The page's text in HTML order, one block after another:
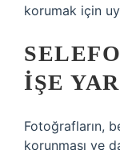
korumak için
IŞE
Fotoğrafların,
korunması ve